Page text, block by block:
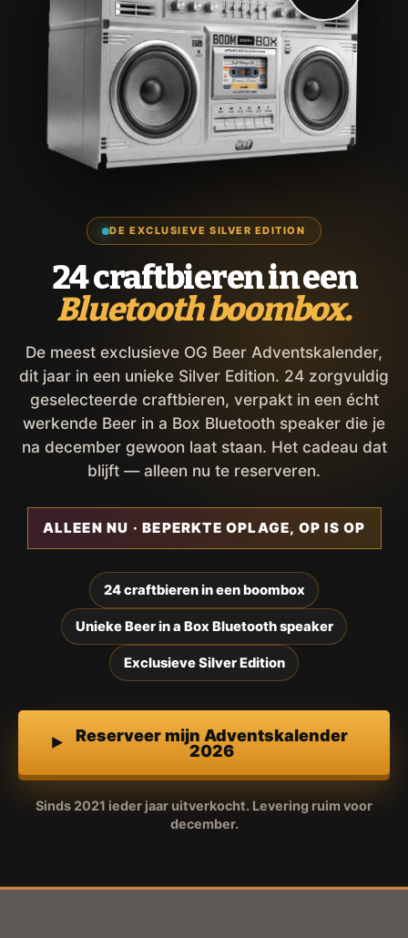
DE EXCLUSIEVE SILVER EDITION
24 craftbieren in een
Bluetooth boombox.
De meest exclusieve OG Beer Adventskalender,
dit jaar in een unieke Silver Edition. 24 zorgvuldig
geselecteerde craftbieren, verpakt in een écht
werkende Beer in a Box Bluetooth speaker die je
na december gewoon laat staan. Het cadeau dat
blijft — alleen nu te reserveren.
ALLEEN NU · BEPERKTE OPLAGE, OP IS OP
24 craftbieren in een boombox
Unieke Beer in a Box Bluetooth speaker
Exclusieve Silver Edition
Reserveer mijn Adventskalender
2026
Sinds 2021 ieder jaar uitverkocht. Levering ruim voor
december.